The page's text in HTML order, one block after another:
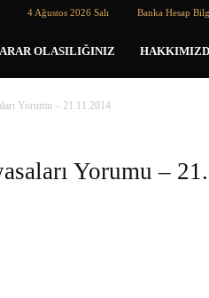
4 Ağustos 2026 Salı Banka Hesap
OLASILIĞINIZ
Yorumu – 21.11.2014
Yorumu –